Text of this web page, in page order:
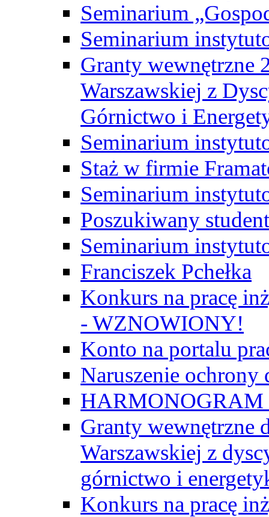
Seminarium
Seminarium
Granty wewnętrzne
Warszawskiej z
Górnictwo i
Seminarium
Staż w firmie
Seminarium
Poszukiwany
Seminarium
Franciszek Pchełka
Konkurs na pracę
- WZNOWIONY!
Konto na portalu
Naruszenie ochrony
Granty wewnętrzne
Warszawskiej z
górnictwo i
Konkurs na pracę